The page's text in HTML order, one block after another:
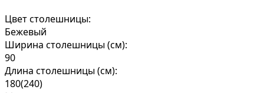
Цвет столешницы:
Бежевый
Ширина столешницы (см):
90
Длина столешницы (см):
180(240)